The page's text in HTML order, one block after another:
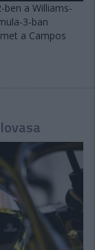
a Williams-
3-ban
a Campos